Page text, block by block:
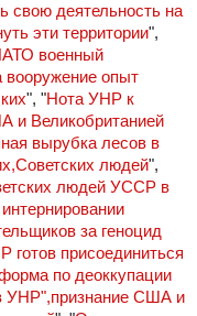
свою деятельность на
эти территории",
военный
вооружение опыт
", "Нота УНР к
и Великобританией
вырубка лесов в
людей",
людей УССР в
за геноцид
присоединиться
по деоккупации
УНР",признание США и